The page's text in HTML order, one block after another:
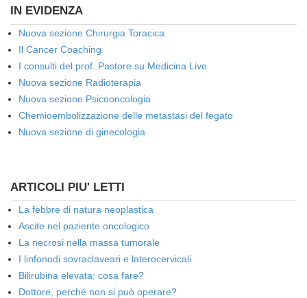
IN EVIDENZA
Nuova sezione Chirurgia Toracica
Il Cancer Coaching
I consulti del prof. Pastore su Medicina Live
Nuova sezione Radioterapia
Nuova sezione Psicooncologia
Chemioembolizzazione delle metastasi del fegato
Nuova sezione di ginecologia
ARTICOLI PIU' LETTI
La febbre di natura neoplastica
Ascite nel paziente oncologico
La necrosi nella massa tumorale
I linfonodi sovraclaveari e laterocervicali
Bilirubina elevata: cosa fare?
Dottore, perché non si può operare?